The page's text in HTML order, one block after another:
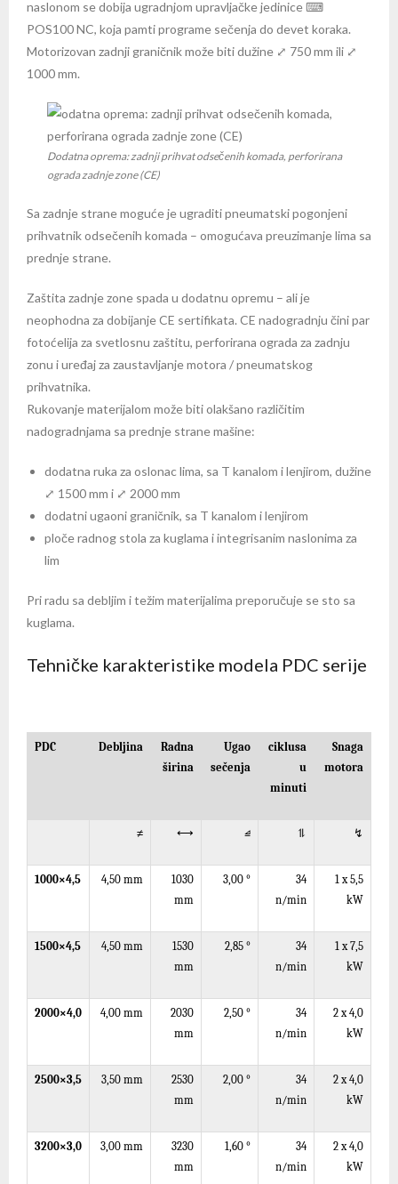
naslonom se dobija ugradnjom upravljačke jedinice ⌨
POS100 NC, koja pamti programe sečenja do devet koraka.
Motorizovan zadnji graničnik može biti dužine ⤢ 750 mm ili ⤢
1000 mm.
Dodatna oprema: zadnji prihvat odsečenih komada, perforirana
ograda zadnje zone (CE)
Sa zadnje strane moguće je ugraditi pneumatski pogonjeni
prihvatnik odsečenih komada – omogućava preuzimanje lima sa
prednje strane.
Zaštita zadnje zone spada u dodatnu opremu – ali je
neophodna za dobijanje CE sertifikata. CE nadogradnju čini par
fotoćelija za svetlosnu zaštitu, perforirana ograda za zadnju
zonu i uređaj za zaustavljanje motora / pneumatskog
prihvatnika.
Rukovanje materijalom može biti olakšano različitim
nadogradnjama sa prednje strane mašine:
dodatna ruka za oslonac lima, sa T kanalom i lenjirom, dužine
⤢ 1500 mm i ⤢ 2000 mm
dodatni ugaoni graničnik, sa T kanalom i lenjirom
ploče radnog stola za kuglama i integrisanim naslonima za
lim
Pri radu sa debljim i težim materijalima preporučuje se sto sa
kuglama.
Tehničke karakteristike modela PDC serije
PDC Debljina
Radna
širina
Ugao
sečenja
ciklusa
u
minuti
Snaga
motora
≠ ⟷ ⧡ ⥮ ↯
1000×4,5 4,50mm
1030
mm
3,00 °
34
n/min
1 x 5,5
kW
1500×4,5 4,50 mm
1530
mm
2,85 °
34
n/min
1 x 7,5
kW
2000×4,0 4,00 mm
2030
mm
2,50 °
34
n/min
2 x 4,0
kW
2500×3,5 3,50 mm
2530
mm
2,00 °
34
n/min
2 x 4,0
kW
3200×3,0 3,00 mm
3230
mm
1,60 °
34
n/min
2 x 4,0
kW